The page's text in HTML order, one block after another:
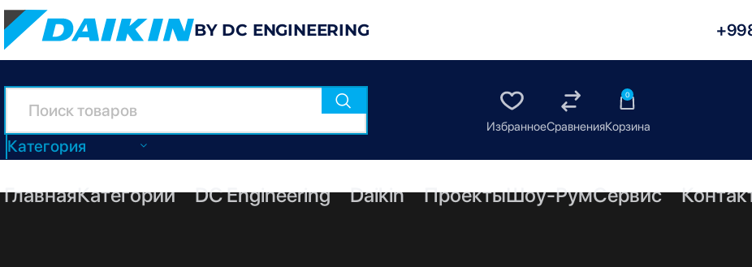
BY DC ENGINEERING
Категория
0
ГлавнаяКатегории DC Engineering Daikin ПроектыШоу-РумСервис